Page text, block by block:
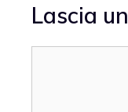
Lascia